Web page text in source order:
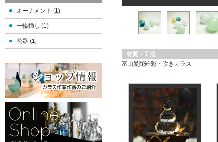
材質・工法
富山曼陀羅彩・吹きガラス
オーナメント (1)
一輪挿し (1)
花器 (1)